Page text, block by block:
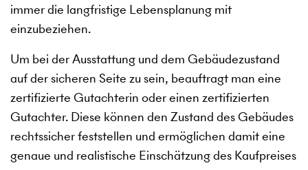
immer die langfristige Lebensplanung mit
einzubeziehen.
Um bei der Ausstattung und dem Gebäudezustand
auf der sicheren Seite zu sein, beauftragt man eine
zertifizierte Gutachterin oder einen zertifizierten
Gutachter. Diese können den Zustand des Gebäudes
rechtssicher feststellen und ermöglichen damit eine
genaue und realistische Einschätzung des Kaufpreises